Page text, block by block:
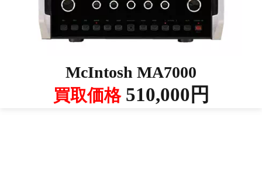
McIntosh MA7000
買取価格510,000円